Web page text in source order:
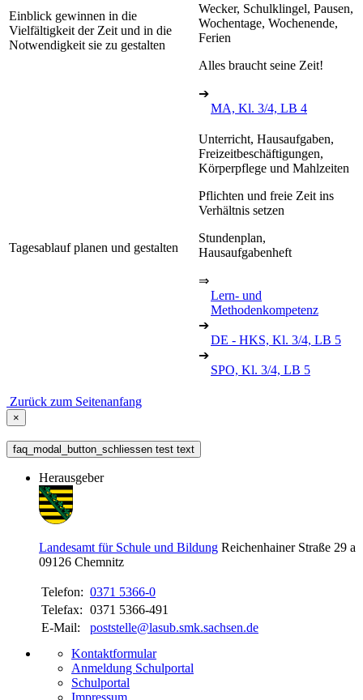
Einblick gewinnen in die
Vielfältigkeit der Zeit und in die
Notwendigkeit sie zu gestalten
Wecker, Schulklingel, Pausen,
Wochentage, Wochenende,
Ferien
Alles braucht seine Zeit!
➔
MA, Kl. 3/4, LB 4
Tagesablauf planen und gestalten
Unterricht, Hausaufgaben,
Freizeitbeschäftigungen,
Körperpflege und Mahlzeiten
Pflichten und freie Zeit ins
Verhältnis setzen
Stundenplan,
Hausaufgabenheft
⇒
Lern- und
Methodenkompetenz
➔
DE - HKS, Kl. 3/4, LB 5
➔
SPO, Kl. 3/4, LB 5
Zurück zum Seitenanfang
×
faq_modal_button_schliessen test text
Herausgeber
Landesamt für Schule und Bildung Reichenhainer Straße 29 a
09126 Chemnitz
Telefon: 0371 5366-0
Telefax: 0371 5366-491
E-Mail:
poststelle@lasub.smk.sachsen.de
Kontaktformular
Anmeldung Schulportal
Schulportal
Impressum